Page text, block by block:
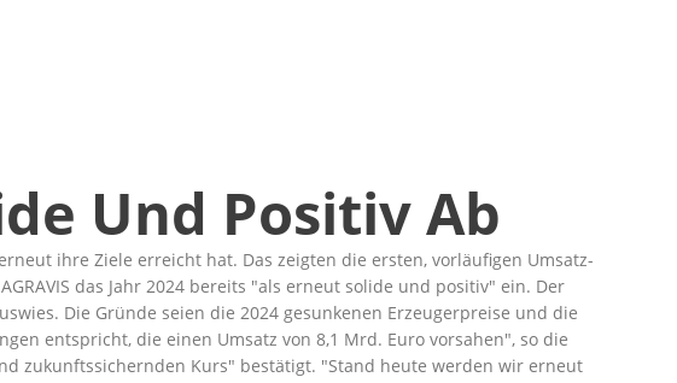
Und Positiv Ab
ihre Ziele erreicht hat. Das zeigten die ersten, vorläufigen Umsatz-
das Jahr 2024 bereits als erneut solide und positiv ein. Der
Die Gründe seien die 2024 gesunkenen Erzeugerpreise und die
entspricht, die einen Umsatz von 8,1 Mrd. Euro vorsahen , so die
zukunftssichernden Kurs bestätigt.
Stand heute werden wir erneut